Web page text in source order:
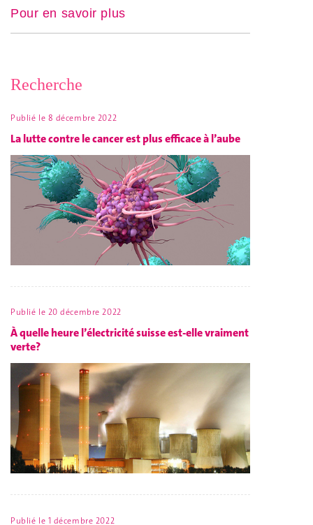
Pour en savoir plus
Recherche
Publié le 8 décembre 2022
La lutte contre le cancer est plus efficace à l’aube
Publié le 20 décembre 2022
À quelle heure l’électricité suisse est-elle vraiment
verte?
Publié le 1 décembre 2022